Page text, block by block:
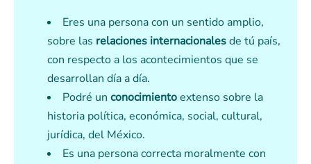
Eres una persona con un sentido amplio,
sobre las relaciones internacionalesde tú país,
con respecto a los acontecimientos que se
desarrollan día a día.
Podré un conocimientoextenso sobre la
historia política, económica, social, cultural,
jurídica, del México.
Es una persona correcta moralmente con